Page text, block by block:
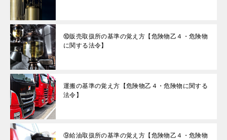
⑩販売取扱所の基準の覚え方【危険物乙４・危険物
に関する法令】
運搬の基準の覚え方【危険物乙４・危険物に関する
法令】
⑨給油取扱所の基準の覚え方【危険物乙４・危険物